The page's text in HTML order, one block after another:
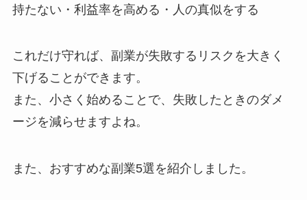
持たない・利益率を高める・人の真似をする
これだけ守れば、副業が失敗するリスクを大きく
下げることができます。
また、小さく始めることで、失敗したときのダメ
ージを減らせますよね。
また、おすすめな副業5選を紹介しました。